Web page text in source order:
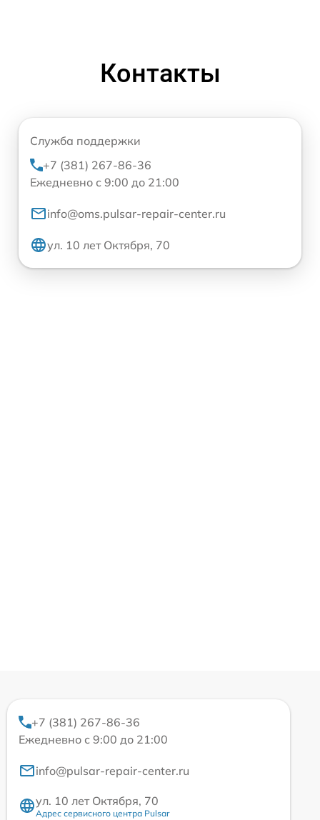
Контакты
Служба поддержки
+7 (381) 267-86-36
Ежедневно с 9:00 до 21:00
info@oms.pulsar-repair-center.ru
ул. 10 лет Октября, 70
+7 (381) 267-86-36
Ежедневно с 9:00 до 21:00
info@pulsar-repair-center.ru
ул. 10 лет Октября, 70
Адрес сервисного центра Pulsar